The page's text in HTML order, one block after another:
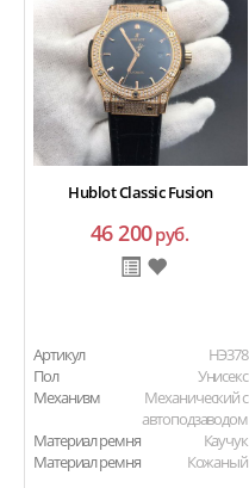
Hublot Classic Fusion
46 200руб.
Артикул
HЭ378
Пол
Унисекс
Механизм
Механический с
автоподзаводом
Материал ремня
Каучук
Материал ремня
Кожаный